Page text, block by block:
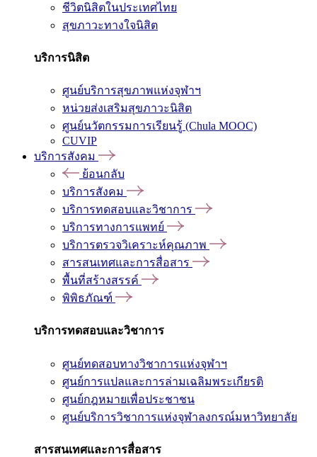
ชีวิตนิสิตในประเทศไทย
สุขภาวะทางใจนิสิต
บริการนิสิต
ศูนย์บริการสุขภาพแห่งจุฬาฯ
หน่วยส่งเสริมสุขภาวะนิสิต
ศูนย์นวัตกรรมการเรียนรู้ (Chula MOOC)
CUVIP
บริการสังคม
ย้อนกลับ
บริการสังคม
บริการทดสอบและวิชาการ
บริการทางการแพทย์
บริการตรวจวิเคราะห์คุณภาพ
สารสนเทศและการสื่อสาร
พื้นที่สร้างสรรค์
พิพิธภัณฑ์
บริการทดสอบและวิชาการ
ศูนย์ทดสอบทางวิชาการแห่งจุฬาฯ
ศูนย์การแปลและการล่ามเฉลิมพระเกียรติ
ศูนย์กฎหมายเพื่อประชาชน
ศูนย์บริการวิชาการแห่งจุฬาลงกรณ์มหาวิทยาลัย
สารสนเทศและการสื่อสาร